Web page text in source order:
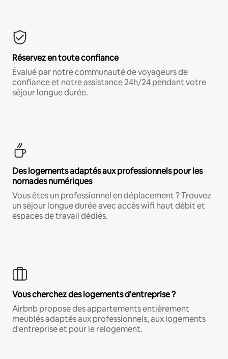
Réservez en toute confiance
Évalué par notre communauté de voyageurs de
confiance et notre assistance 24h/24 pendant votre
séjour longue durée.
Des logements adaptés aux professionnels pour les
nomades numériques
Vous êtes un professionnel en déplacement ? Trouvez
un séjour longue durée avec accès wifi haut débit et
espaces de travail dédiés.
Vous cherchez des logements d'entreprise ?
Airbnb propose des appartements entièrement
meublés adaptés aux professionnels, aux logements
d'entreprise et pour le relogement.